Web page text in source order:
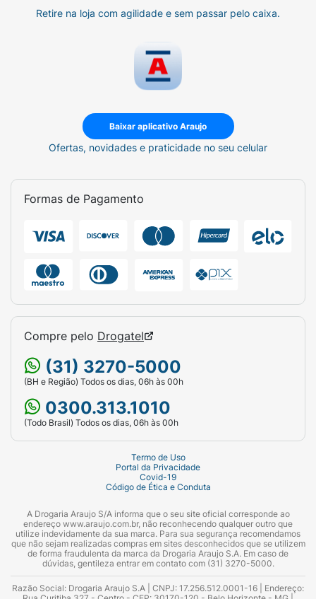
Retire na loja com agilidade e sem passar pelo caixa.
Baixar aplicativo Araujo
Ofertas, novidades e praticidade no seu celular
Formas de Pagamento
Compre pelo Drogatel
(31) 3270-5000
(BH e Região) Todos os dias, 06h às 00h
0300.313.1010
(Todo Brasil) Todos os dias, 06h às 00h
Termo de Uso
Portal da Privacidade
Covid-19
Código de Ética e Conduta
A Drogaria Araujo S/A informa que o seu site oficial corresponde ao
endereço www.araujo.com.br, não reconhecendo qualquer outro que
utilize indevidamente da sua marca. Para sua segurança recomendamos
que não sejam realizadas compras em sites desconhecidos que se utilizem
de forma fraudulenta da marca da Drogaria Araujo S.A. Em caso de
dúvidas, gentileza entrar em contato com (31) 3270-5000.
Razão Social: Drogaria Araujo S.A | CNPJ: 17.256.512.0001-16 | Endereço: